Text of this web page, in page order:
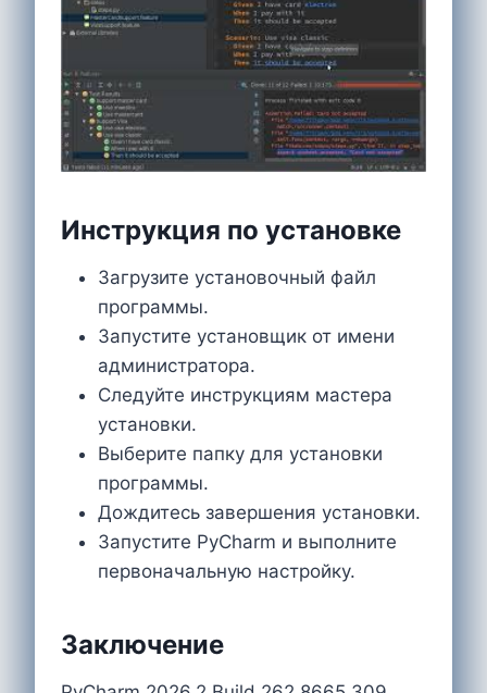
Инструкция по установке
Загрузите установочный файл
программы.
Запустите установщик от имени
администратора.
Следуйте инструкциям мастера
установки.
Выберите папку для установки
программы.
Дождитесь завершения установки.
Запустите PyCharm и выполните
первоначальную настройку.
Заключение